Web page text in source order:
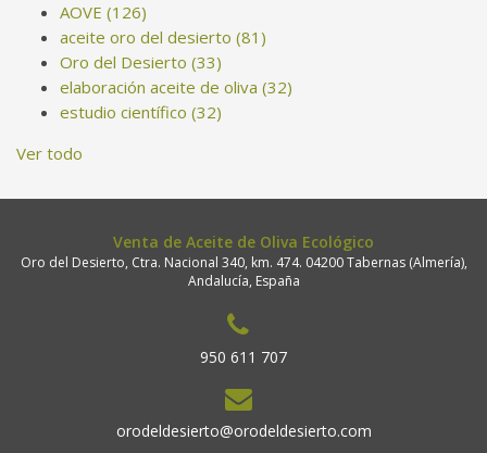
AOVE (126)
aceite oro del desierto (81)
Oro del Desierto (33)
elaboración aceite de oliva (32)
estudio científico (32)
Ver todo
Venta de Aceite de Oliva Ecológico
Oro del Desierto, Ctra. Nacional 340, km. 474. 04200 Tabernas (Almería),
Andalucía, España
950 611 707
orodeldesierto@orodeldesierto.com